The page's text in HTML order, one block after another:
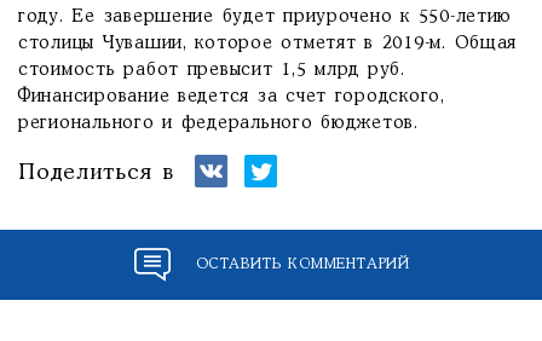
году. Ее завершение будет приурочено к 550-летию
столицы Чувашии, которое отметят в 2019-м. Общая
стоимость работ превысит 1,5 млрд руб.
Финансирование ведется за счет городского,
регионального и федерального бюджетов.
Поделиться в
ОСТАВИТЬ КОММЕНТАРИЙ